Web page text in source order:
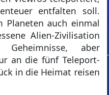
entfalten soll.
Planeten auch einmal
Alien-Zivilisation
aber
an die fünf Teleport-
in die Heimat reisen